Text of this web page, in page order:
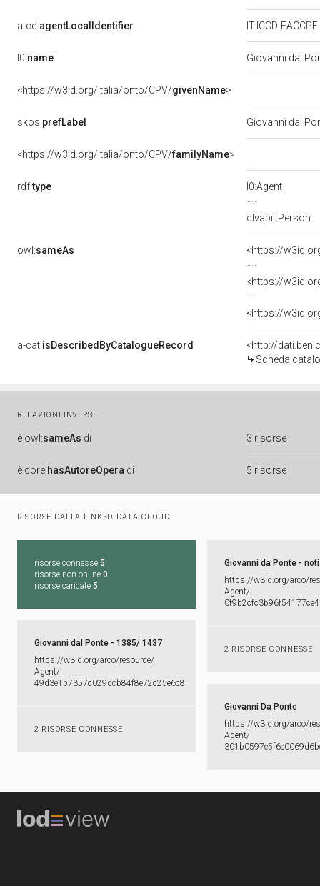
a-cd:agentLocalIdentifier IT-ICCD-
l0:name Giovanni dal
<https://w3id.org/italia/onto/CPV/givenName>
skos:prefLabel Giovanni dal
<https://w3id.org/italia/onto/CPV/familyName>
rdf:type l0:Agent
clvapit:Person
owl:sameAs <https://
<https://
<https://
a-cat:isDescribedByCatalogueRecord
Scheda
RELAZIONI INVERSE
è owl:sameAs di 3 risorse
è core:hasAutoreOpera di 5 risorse
RISORSE DALLA LINKED DATA CLOUD
risorse connesse 5
risorse non online 0
risorse caricate 5
Giovanni da Ponte -
https:​/​/​w3id.​org/​arco/​
Agent/​
2 RISORSE CONNESSE
Giovanni dal Ponte - 1385/ 1437
https:​/​/​w3id.​org/​arco/​resource/​
Agent/​
49d3e1b7357c029dcb84f8e72c25e6c8
2 RISORSE CONNESSE
Giovanni Da Ponte
https:​/​/​w3id.​org/​arco/​
Agent/​